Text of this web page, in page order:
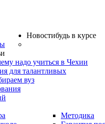
Новостибудь в курсе
надо учиться в Чехии
для талантливых
вуз
Методика